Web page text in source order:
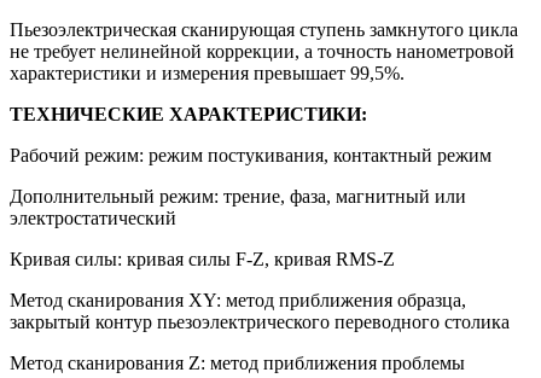
Пьезоэлектрическая сканирующая ступень замкнутого цикла
не требует нелинейной коррекции, а точность нанометровой
характеристики и измерения превышает 99,5%.
ТЕХНИЧЕСКИЕ ХАРАКТЕРИСТИКИ:
Рабочий режим: режим постукивания, контактный режим
Дополнительный режим: трение, фаза, магнитный или
электростатический
Кривая силы: кривая силы F-Z, кривая RMS-Z
Метод сканирования XY: метод приближения образца,
закрытый контур пьезоэлектрического переводного столика
Метод сканирования Z: метод приближения проблемы